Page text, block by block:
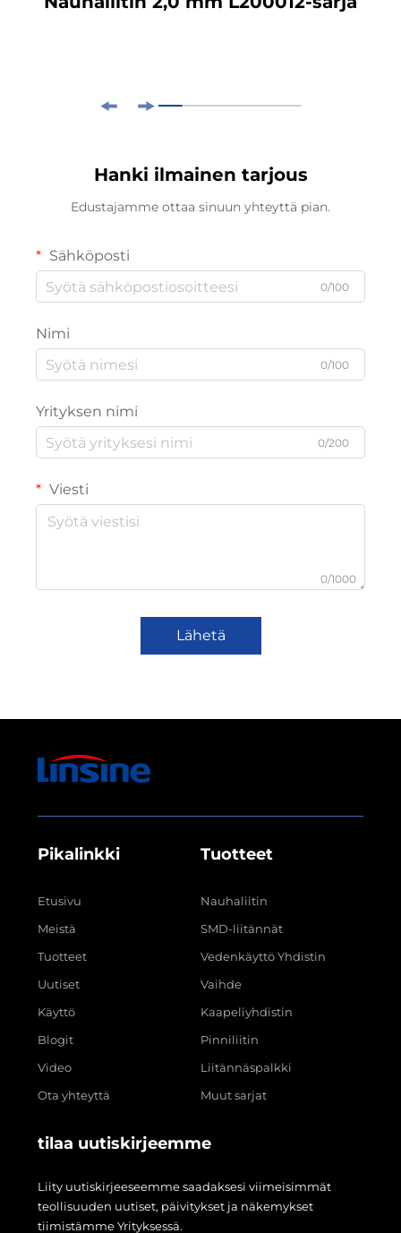
Hanki ilmainen tarjous
Edustajamme ottaa sinuun yhteyttä pian.
Sähköposti
0/100
Nimi
0/100
Yrityksen nimi
0/200
Viesti
0/1000
Lähetä
Pikalinkki
Etusivu
Meistä
Tuotteet
Uutiset
Käyttö
Blogit
Video
Ota yhteyttä
Tuotteet
Nauhaliitin
SMD-liitännät
Vedenkäyttö Yhdistin
Vaihde
Kaapeliyhdistin
Pinniliitin
Liitännäspalkki
Muut sarjat
tilaa uutiskirjeemme
Liity uutiskirjeeseemme saadaksesi viimeisimmät
teollisuuden uutiset, päivitykset ja näkemykset
tiimistämme Yrityksessä.